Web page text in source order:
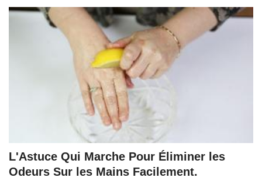
L'Astuce Qui Marche Pour Éliminer les
Odeurs Sur les Mains Facilement.